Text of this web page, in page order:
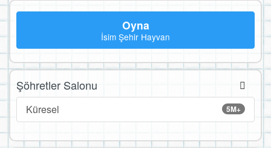
Oyna
İsim Şehir Hayvan
Şöhretler Salonu
5M+
Küresel